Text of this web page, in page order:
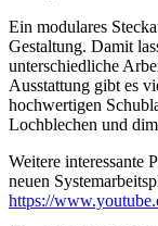
Ein modulares
Gestaltung. Damit
unterschiedliche
Ausstattung gibt es
hochwertigen
Lochblechen und
Weitere interessante
neuen
https://